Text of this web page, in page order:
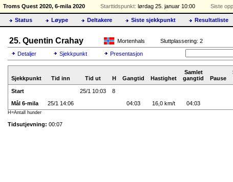
Troms Quest 2020, 6-mila 2020 Starttidspunkt: lørdag 25. januar 10:00 Siste
Status Løype Deltakere Siste sjekkpunkt Resultatliste
25. Quentin Crahay Mortenhals Sluttplassering: 2
Detaljer Sjekkpunkt Presentasjon
Sjekkpunkt Tid inn Tid ut H Gangtid Hastighet
Samlet
gangtid
Pause
Start 25/1 10:03
8
Mål 6-mila
25/1 14:06 04:03 16,0 km/t 04:03
H=Antall hunder
Tidsutjevning: 00:07